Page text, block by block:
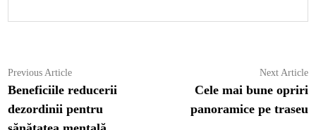
Navigare
în
articole
Previous ArticlePrevious
article:
Beneficiile reducerii
dezordinii pentru
Next Article
Cele mai bune opriri
panoramice pe traseu